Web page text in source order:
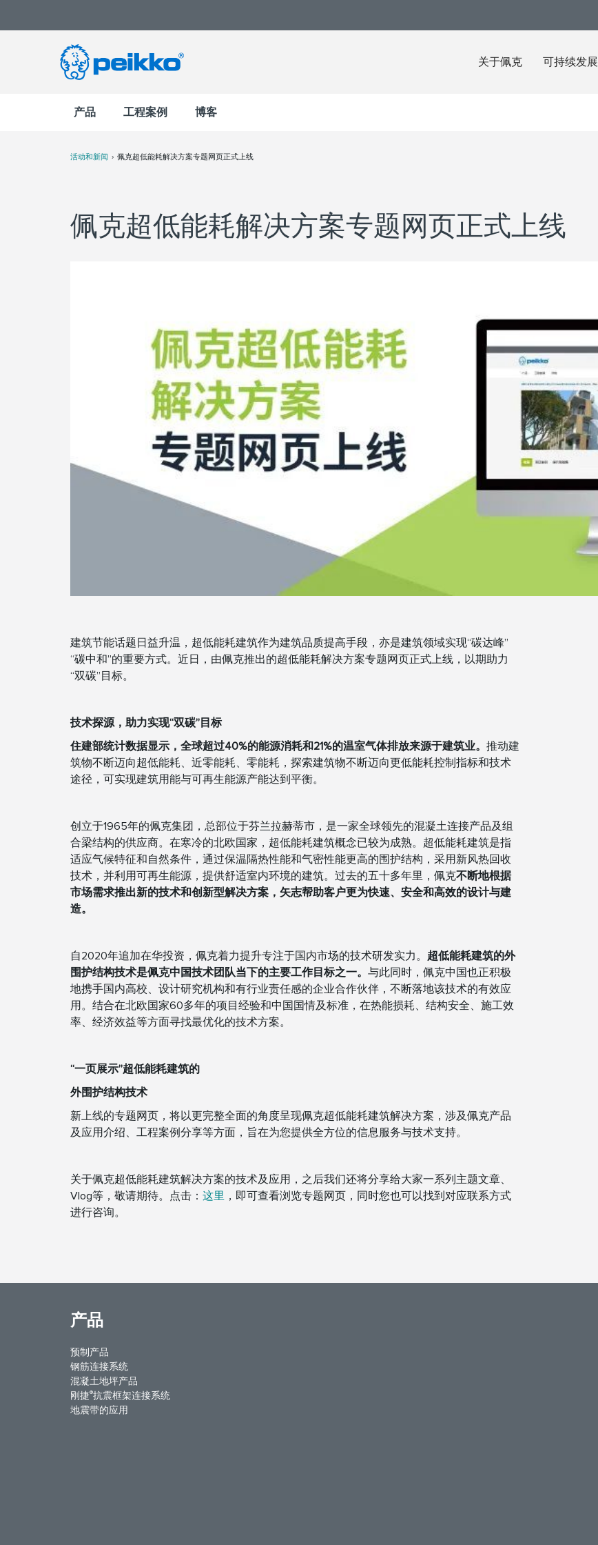
关于佩克 可持续发展
产品 工程案例 博客
活动和新闻 佩克超低能耗解决方案专题网页正式上线
佩克超低能耗解决方案专题网页正式上线
建筑节能话题日益升温，超低能耗建筑作为建筑品质提高手段，亦是建筑领域实现“碳达峰”
“碳中和”的重要方式。近日，由佩克推出的超低能耗解决方案专题网页正式上线，以期助力
“双碳”目标。
技术探源，助力实现“双碳”目标
住建部统计数据显示，全球超过40%的能源消耗和21%的温室气体排放来源于建筑业。 推动建
筑物不断迈向超低能耗、近零能耗、零能耗，探索建筑物不断迈向更低能耗控制指标和技术
途径，可实现建筑用能与可再生能源产能达到平衡。
创立于1965年的佩克集团，总部位于芬兰拉赫蒂市，是一家全球领先的混凝土连接产品及组
合梁结构的供应商。在寒冷的北欧国家，超低能耗建筑概念已较为成熟。超低能耗建筑是指
适应气候特征和自然条件，通过保温隔热性能和气密性能更高的围护结构，采用新风热回收
技术，并利用可再生能源，提供舒适室内环境的建筑。过去的五十多年里，佩克不断地根据
市场需求推出新的技术和创新型解决方案，矢志帮助客户更为快速、安全和高效的设计与建
造。
自2020年追加在华投资，佩克着力提升专注于国内市场的技术研发实力。 超低能耗建筑的外
围护结构技术是佩克中国技术团队当下的主要工作目标之一。 与此同时，佩克中国也正积极
地携手国内高校、设计研究机构和有行业责任感的企业合作伙伴，不断落地该技术的有效应
用。结合在北欧国家60多年的项目经验和中国国情及标准，在热能损耗、结构安全、施工效
率、经济效益等方面寻找最优化的技术方案。
“一页展示”超低能耗建筑的
外围护结构技术
新上线的专题网页，将以更完整全面的角度呈现佩克超低能耗建筑解决方案，涉及佩克产品
及应用介绍、工程案例分享等方面，旨在为您提供全方位的信息服务与技术支持。
关于佩克超低能耗建筑解决方案的技术及应用，之后我们还将分享给大家一系列主题文章、
Vlog等，敬请期待。点击： 这里 ，即可查看浏览专题网页，同时您也可以找到对应联系方式
进行咨询。
产品
预制产品
钢筋连接系统
混凝土地坪产品
刚捷®抗震框架连接系统
地震带的应用